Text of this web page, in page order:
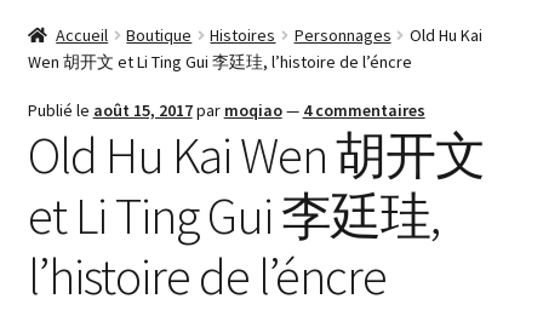
menu
English
Español
Français
Communauté
Mon compte
Accueil Boutique Histoires Personnages
Old Hu Kai
Wen 胡开文 et Li Ting Gui 李廷珪, l’histoire de l’éncre
Publié le août 15, 2017par moqiao— 4 commentaires
Old Hu Kai Wen 胡开文
et Li Ting Gui 李廷珪,
l’histoire de l’éncre